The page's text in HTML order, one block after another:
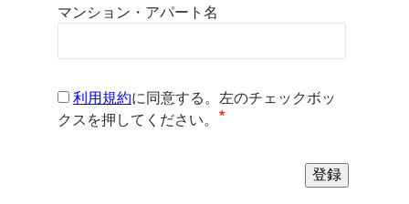
マンション・アパート名
利用規約に同意する。左のチェックボッ
クスを押してください。 *